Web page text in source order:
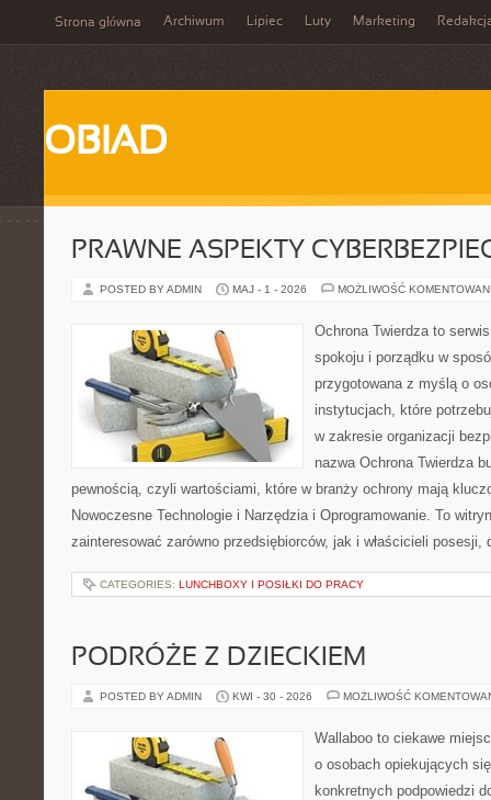
Strona główna Archiwum Lipiec Luty Marketing
OBIAD
PRAWNE ASPEKTY
POSTED BY ADMIN MAJ - 1 - 2026 MOŻLIWOŚĆ
Ochrona Twierdza to
spokoju i porządku w
przygotowana z myślą o
instytucjach, które
w zakresie organizacji
nazwa Ochrona Twierdza
pewnością, czyli wartościami, które w branży ochrony mają
Nowoczesne Technologie i Narzędzia i Oprogramowanie. To
zainteresować zarówno przedsiębiorców, jak i właścicieli
CATEGORIES: LUNCHBOXY I POSIŁKI DO PRACY
PODRÓŻE Z DZIECKIEM
POSTED BY ADMIN KWI - 30 - 2026 MOŻLIWOŚĆ
Wallaboo to ciekawe
o osobach opiekujących
konkretnych podpowiedzi